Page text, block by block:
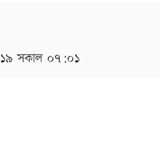
সকাল ০৭:০১